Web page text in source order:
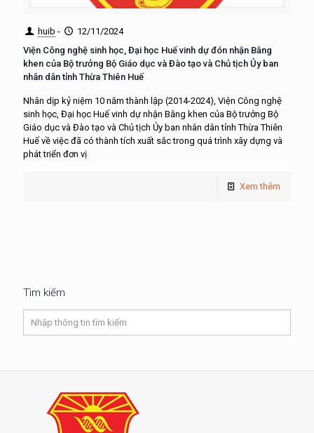
huib -
12/11/2024
Viện Công nghệ sinh học, Đại học Huế vinh dự đón nhận Bằng
khen của Bộ trưởng Bộ Giáo dục và Đào tạo và Chủ tịch Ủy ban
nhân dân tỉnh Thừa Thiên Huế
Nhân dịp kỷ niệm 10 năm thành lập (2014-2024), Viện Công nghệ
sinh học, Đại học Huế vinh dự nhận Bằng khen của Bộ trưởng Bộ
Giáo dục và Đào tạo và Chủ tịch Ủy ban nhân dân tỉnh Thừa Thiên
Huế về việc đã có thành tích xuất sắc trong quá trình xây dựng và
phát triển đơn vị
Xem thêm
Tìm kiếm